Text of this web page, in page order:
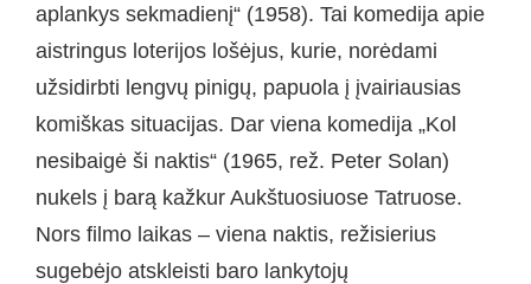
aplankys sekmadienį“ (1958). Tai komedija apie
aistringus loterijos lošėjus, kurie, norėdami
užsidirbti lengvų pinigų, papuola į įvairiausias
komiškas situacijas. Dar viena komedija „Kol
nesibaigė ši naktis“ (1965, rež. Peter Solan)
nukels į barą kažkur Aukštuosiuose Tatruose.
Nors filmo laikas – viena naktis, režisierius
sugebėjo atskleisti baro lankytojų